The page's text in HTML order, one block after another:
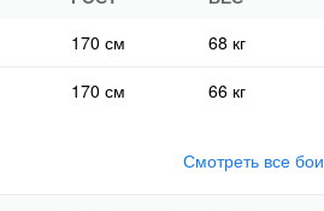
170 см
68 кг
170 см 66 кг
Смотреть все бои